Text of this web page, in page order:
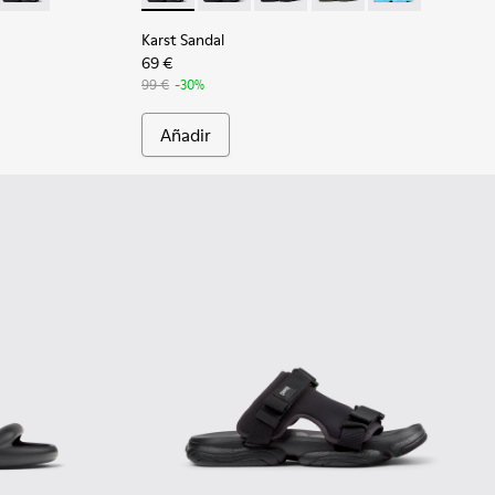
Karst Sandal
69 €
99 € -30%
Añadir